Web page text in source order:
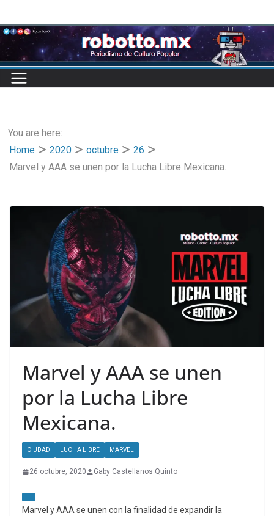
to
content
You are here:
Home
2020 octubre
26
Marvel y AAA se unen por la Lucha Libre Mexicana.
Marvel y AAA se unen
por la Lucha Libre
Mexicana.
CIUDAD LUCHA LIBRE MARVEL
26 octubre, 2020 Gaby Castellanos Quinto
Marvel y AAA se unen con la finalidad de expandir la